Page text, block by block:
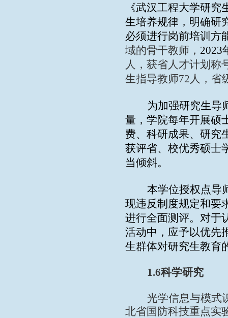
《武汉工程大学研
生培养规律，明确研
必须进行岗前培训方
域的骨干教师， 2023
人，获省人才计划称
生指导教师72人， 省
为加强研究生导
量，学院每年开展硕
费、科研成果、研究
获评省、校优秀硕士
当倾斜。
本学位授权点导
现违反制度规定和要
进行全面测评。对于
活动中，应予以优先
生群体对研究生教育
1.6科学研究
光学信息与模式
北省国防科技重点实